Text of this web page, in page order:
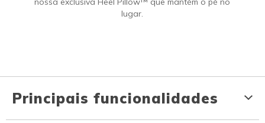
lugar.
Principais funcionalidades